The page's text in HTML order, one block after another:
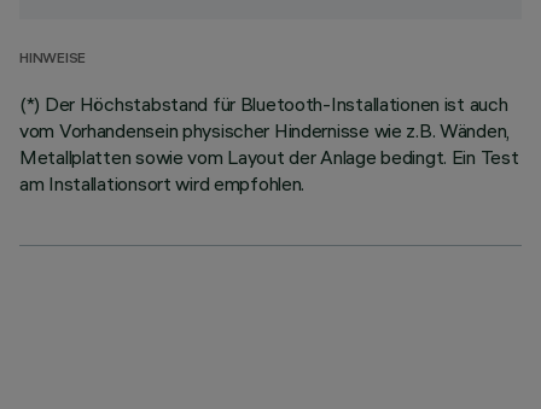
HINWEISE
(*) Der Höchstabstand für Bluetooth-Installationen ist auch
vom Vorhandensein physischer Hindernisse wie z.B. Wänden,
Metallplatten sowie vom Layout der Anlage bedingt. Ein Test
am Installationsort wird empfohlen.